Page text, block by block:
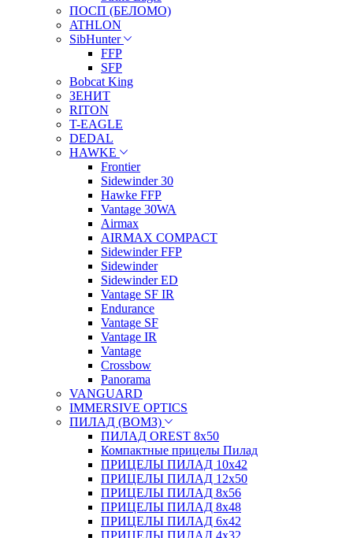
ПОСП (БЕЛОМО)
ATHLON
SibHunter
FFP
SFP
Bobcat King
ЗЕНИТ
RITON
T-EAGLE
DEDAL
HAWKE
Frontier
Sidewinder 30
Hawke FFP
Vantage 30WA
Airmax
AIRMAX COMPACT
Sidewinder FFP
Sidewinder
Sidewinder ED
Vantage SF IR
Endurance
Vantage SF
Vantage IR
Vantage
Crossbow
Panorama
VANGUARD
IMMERSIVE OPTICS
ПИЛАД (ВОМЗ)
ПИЛАД OREST 8х50
Компактные прицелы Пилад
ПРИЦЕЛЫ ПИЛАД 10х42
ПРИЦЕЛЫ ПИЛАД 12х50
ПРИЦЕЛЫ ПИЛАД 8х56
ПРИЦЕЛЫ ПИЛАД 8х48
ПРИЦЕЛЫ ПИЛАД 6х42